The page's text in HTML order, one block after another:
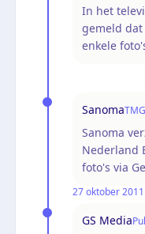
In het
gemeld
enkele
Sanoma
Sanoma
Nederland
foto's via
27 oktober 2011
GS Media